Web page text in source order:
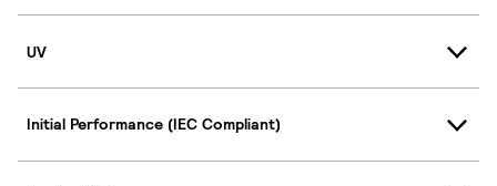
UV
Initial Performance (IEC Compliant)